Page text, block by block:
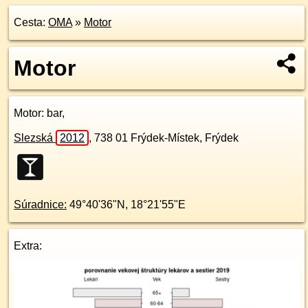
Cesta: OMA» Motor
Motor
Motor: bar,
Slezská 2012 , 738 01 Frýdek-Místek, Frýdek
Súradnice: 49°40'36"N , 18°21'55"E
Extra: